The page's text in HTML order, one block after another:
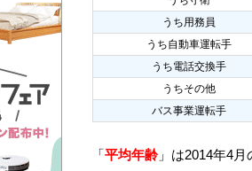
うち用務員
うち自動車運転手
うち電話交換手
うちその他
バス事業運転手
「平均年齢」は2014年4月